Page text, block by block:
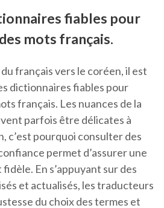
fiables pour
mots français.
français vers le coréen, il est
dictionnaires fiables pour
français. Les nuances de la
parfois être délicates à
c’est pourquoi consulter des
permet d’assurer une
En s’appuyant sur des
et actualisés, les traducteurs
du choix des termes et